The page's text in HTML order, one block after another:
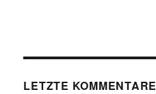
LETZTE KOMMENTARE